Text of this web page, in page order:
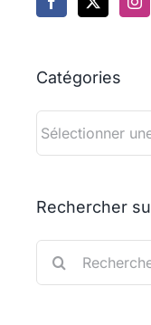
Catégories
Catégories
Rechercher
Rechercher: